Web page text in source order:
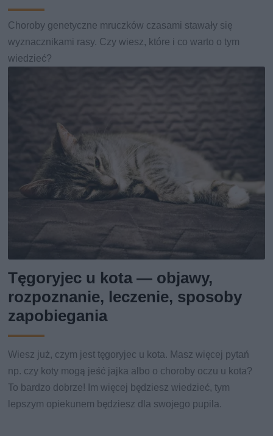
Choroby genetyczne mruczków czasami stawały się
wyznacznikami rasy. Czy wiesz, które i co warto o tym
wiedzieć?
Tęgoryjec u kota — objawy,
rozpoznanie, leczenie, sposoby
zapobiegania
Wiesz już, czym jest tęgoryjec u kota. Masz więcej pytań
np. czy koty mogą jeść jajka albo o choroby oczu u kota?
To bardzo dobrze! Im więcej będziesz wiedzieć, tym
lepszym opiekunem będziesz dla swojego pupila.